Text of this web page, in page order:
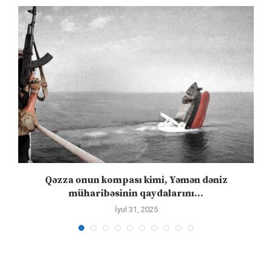
Qəzza onun kompası kimi, Yəmən dəniz
müharibəsinin qaydalarını...
İyul 31, 2025